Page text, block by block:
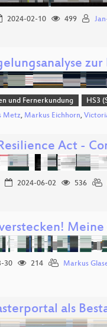
2024-02-10 499
und Fernerkundung HS3
Metz, Markus Eichhorn,
Act -
2024-06-02 536
Meine
30 214 Markus
als